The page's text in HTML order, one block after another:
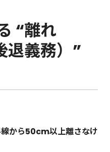
“離れ
義務）”
から50cm以上離さなけ